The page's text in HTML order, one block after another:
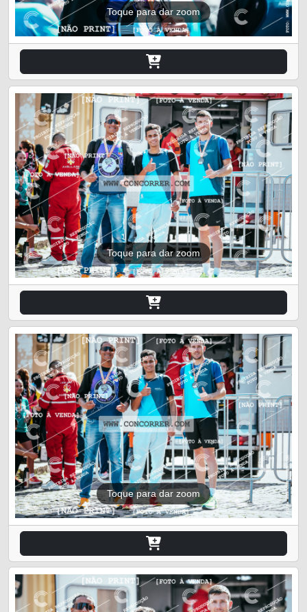
Toque para dar zoom
Toque para dar zoom
Toque para dar zoom